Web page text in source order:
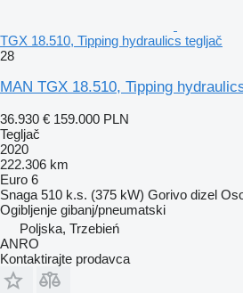
TGX 18.510, Tipping hydraulics tegljač
28
MAN TGX 18.510, Tipping
36.930 € 159.000 PLN
Tegljač
2020
222.306 km
Euro 6
Snaga 510 k.s. (375 kW) Gorivo dizel
Ogibljenje gibanj/pneumatski
Poljska, Trzebień
ANRO
Kontaktirajte prodavca